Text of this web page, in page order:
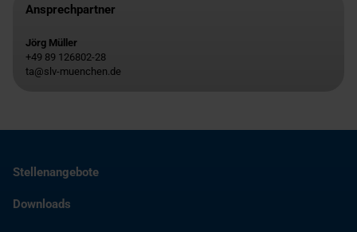
Ansprechpartner
Jörg Müller
+49 89 126802-28
ta@slv-muenchen.de
Stellenangebote
Downloads